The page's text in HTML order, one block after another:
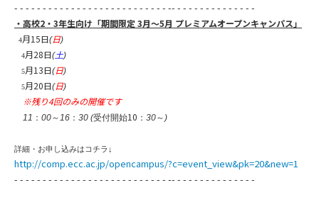
- - - - - - - - - - - - - - - - - - - - - - - - - - - -- - - - - - - - - - - - - - -
・高校2 ・3年生向け「期間限定 3月～5月 プレミアムオープンキャンパス 」
4月15日(日)
4月28日(土)
5月13日(日)
5月20日(日)
※残り4回のみの開催です
11 ： 00～16 ： 30 (受付開始10 ： 30～)
詳細・お申し込みはコチラ ↓
http://comp.ecc.ac.jp/opencampus/?c=event_view&pk=20&new=1
- - - - - - - - - - - - - - - - - - - - - - - - - - - -- - - - - - - - - - - - - - -